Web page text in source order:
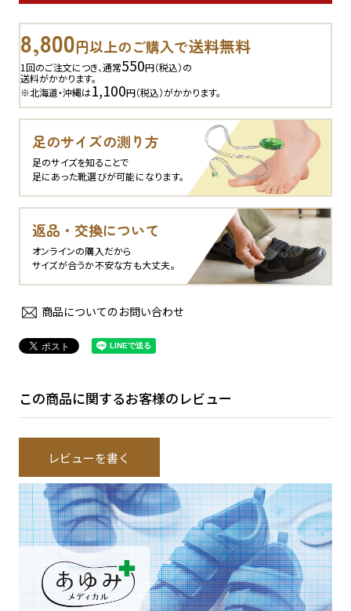
8,800円以上のご購入で送料無料
1回のご注文につき、通常550円（税込）の
送料がかかります。
※北海道・沖縄は1,100円（税込）がかかります。
足のサイズの測り方
足のサイズを知ることで
足にあった靴選びが可能になります。
返品・交換について
オンラインの購入だから
サイズが合うか不安な方も大丈夫。
商品についてのお問い合わせ
この商品に関するお客様のレビュー
レビューを書く